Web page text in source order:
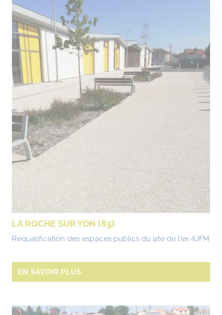
LA ROCHE SUR YON (85)
Requalification des espaces publics du site de l'ex-IUFM
EN SAVOIR PLUS